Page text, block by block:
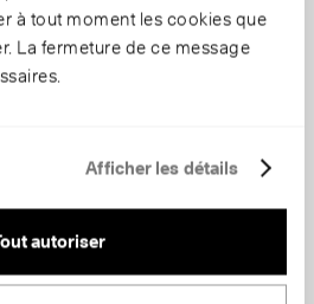
à tout moment les cookies que
La fermeture de ce message
Afficher les détails
autoriser